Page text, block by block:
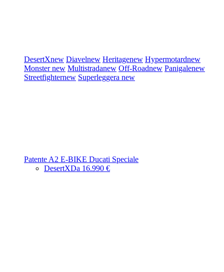
DesertXnew Diavelnew Heritagenew Hypermotardnew
Monsternew Multistradanew Off-Roadnew Panigalenew
Streetfighternew Superleggera new
Patente A2 E-BIKE Ducati Speciale
DesertXDa 16.990 €